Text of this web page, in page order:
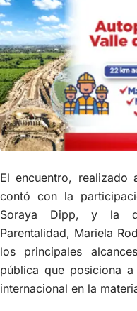
El encuentro, realizado
contó con la
Soraya Dipp, y la
Parentalidad, Mariela
los principales
pública que posiciona
internacional en la